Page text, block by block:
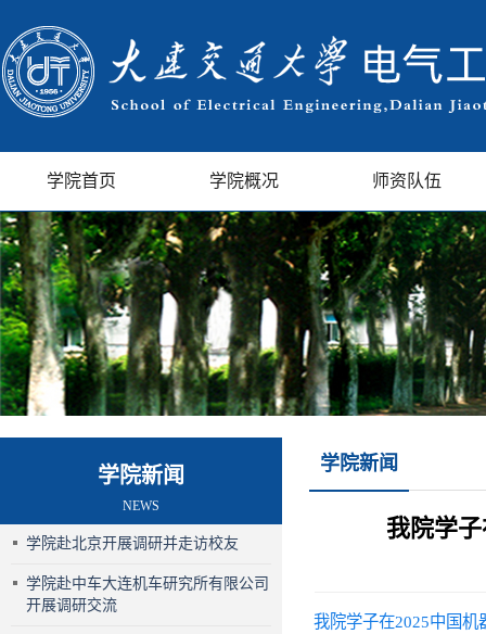
学院首页 学院概况 师资队伍
学院新闻
NEWS
学院赴北京开展调研并走访校友
学院赴中车大连机车研究所有限公司
开展调研交流
学院新闻
我院学
我院学子在2025中国机